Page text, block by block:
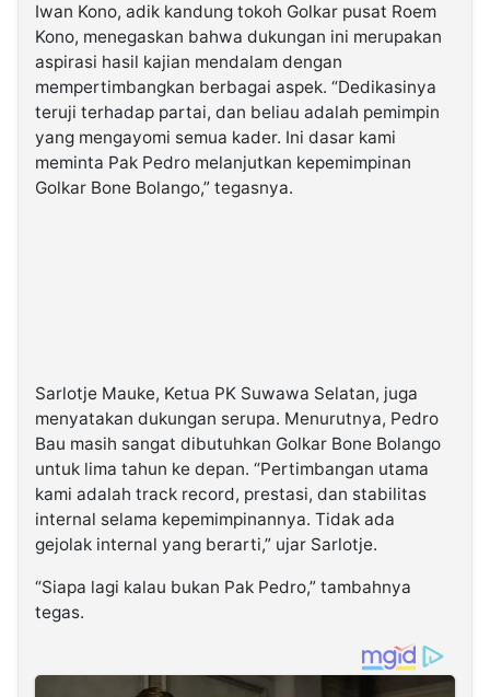
Iwan Kono, adik kandung tokoh Golkar pusat Roem
Kono, menegaskan bahwa dukungan ini merupakan
aspirasi hasil kajian mendalam dengan
mempertimbangkan berbagai aspek. “Dedikasinya
teruji terhadap partai, dan beliau adalah pemimpin
yang mengayomi semua kader. Ini dasar kami
meminta Pak Pedro melanjutkan kepemimpinan
Golkar Bone Bolango,” tegasnya.
Sarlotje Mauke, Ketua PK Suwawa Selatan, juga
menyatakan dukungan serupa. Menurutnya, Pedro
Bau masih sangat dibutuhkan Golkar Bone Bolango
untuk lima tahun ke depan. “Pertimbangan utama
kami adalah track record, prestasi, dan stabilitas
internal selama kepemimpinannya. Tidak ada
gejolak internal yang berarti,” ujar Sarlotje.
“Siapa lagi kalau bukan Pak Pedro,” tambahnya
tegas.